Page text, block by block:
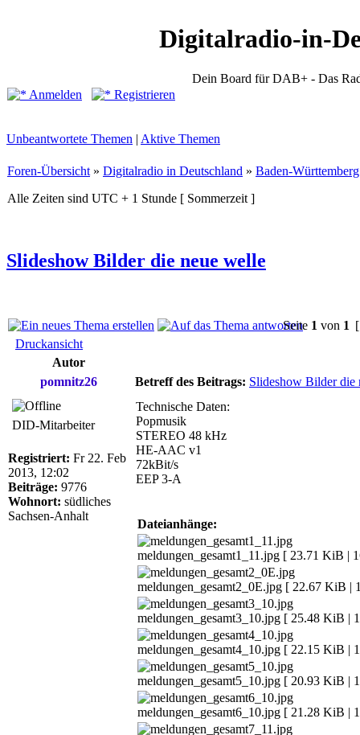
Digitalradio-in-
Dein Board für DAB+ - Das
Anmelden
Registrieren
Unbeantwortete Themen | Aktive Themen
Foren-Übersicht » Digitalradio in Deutschland » Baden-Württemberg
Alle Zeiten sind UTC + 1 Stunde [ Sommerzeit ]
Slideshow Bilder die neue welle
Seite 1 von 1
Druckansicht
Autor
pomnitz26
Betreff des Beitrags: Slideshow Bilder die
DID-Mitarbeiter
Registriert: Fr 22. Feb
2013, 12:02
Beiträge: 9776
Wohnort: südliches
Sachsen-Anhalt
Technische Daten:
Popmusik
STEREO 48 kHz
HE-AAC v1
72kBit/s
EEP 3-A
Dateianhänge:
meldungen_gesamt1_11.jpg [ 23.71 KiB |
meldungen_gesamt2_0E.jpg [ 22.67 KiB |
meldungen_gesamt3_10.jpg [ 25.48 KiB |
meldungen_gesamt4_10.jpg [ 22.15 KiB |
meldungen_gesamt5_10.jpg [ 20.93 KiB |
meldungen_gesamt6_10.jpg [ 21.28 KiB |